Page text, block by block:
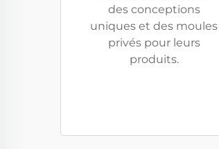
des conceptions
uniques et des moules
privés pour leurs
produits.